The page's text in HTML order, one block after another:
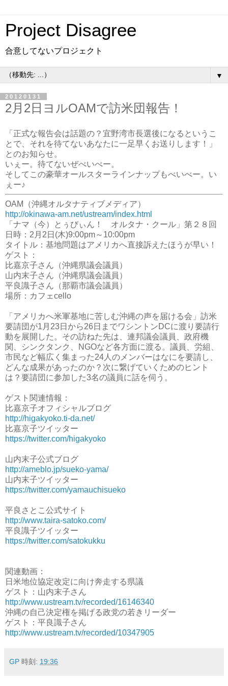
Project Disagree
合意してないプロジェクト
▼
20120131
2月2日ヨルOAMで訪米団報告！
「正式な報告会は話題の？宜野湾市長選後になるというこ
とで、それを待てないあなたに一足早くお送りします！」
とのお知らせ。
いぇー。待てないぜべいべー。
そしてこの豪華オールスターラインナップもべいべー。い
ぇー♪
OAM（沖縄オルタナティブメディア）
http://okinawa-am.net/ustream/index.html
「ナマ（今）とぅびぃん！ オルタナ・クール」第２８回
日時：2月2日(木)9:00pm～10:00pm
タイトル：基地問題はアメリカへ直接訴えたほうが早い！
ゲスト：
比嘉京子さん（沖縄県議会議員）
山内末子さん（沖縄県議会議員）
平良識子さん（那覇市議会議員）
場所：カフェcello
「アメリカへ米軍基地に苦しむ沖縄の声を届ける会」訪米
要請団が1月23日から26日までワシントンDCに渡り要請行
動を展開した。その訪ねた先は、連邦議会議員、政府機
関、シンクタンク、NGOなど各方面に渡る。議員、労組、
市民など幅広く集まった24人のメンバーはなにを要請し、
どんな成果があったのか？次に繋げていくためのヒント
は？要請団に参加した3名の議員に話を伺う。
ゲスト関連情報：
比嘉京子オフィシャルブログ
http://higakyoko.ti-da.net/
比嘉京子ツイッター
https://twitter.com/higakyoko
山内末子公式ブログ
http://ameblo.jp/sueko-yama/
山内末子ツイッター
https://twitter.com/yamauchisueko
平良さとこ公式サイト
http://www.taira-satoko.com/
平良識子ツイッター
https://twitter.com/satokukku
関連動画：
日米地位協定改定に向け奔走する県議
ゲスト：山内末子さん
http://www.ustream.tv/recorded/16146340
沖縄の自己決定権を掲げる政党の若きリーダー
ゲスト：平良識子さん
http://www.ustream.tv/recorded/10347905
GP 時刻: 19:36